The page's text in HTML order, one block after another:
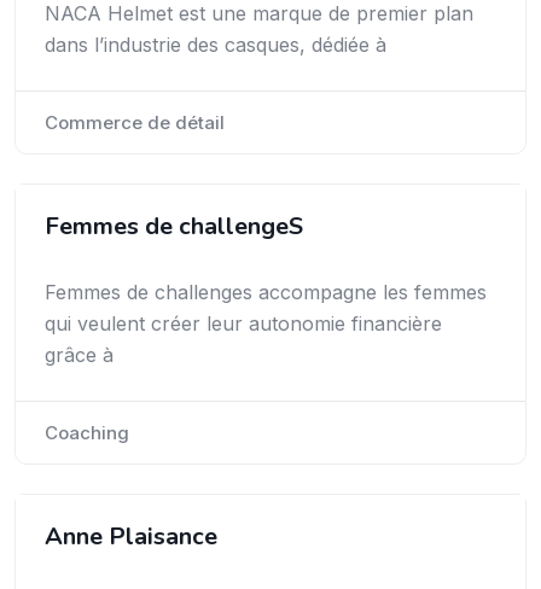
NACA Helmet est une marque de premier plan
dans l’industrie des casques, dédiée à
Commerce de détail
Femmes de challengeS
Femmes de challenges accompagne les femmes
qui veulent créer leur autonomie financière
grâce à
Coaching
Anne Plaisance